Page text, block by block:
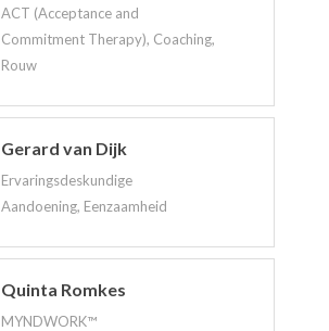
ACT (Acceptance and
Commitment Therapy), Coaching,
Rouw
Gerard van Dijk
Ervaringsdeskundige
Aandoening, Eenzaamheid
Quinta Romkes
MYNDWORK™